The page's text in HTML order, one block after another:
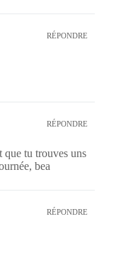
RÉPONDRE
RÉPONDRE
tu trouves uns
bea
RÉPONDRE